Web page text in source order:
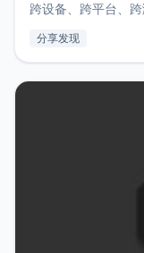
跨设备、跨平台、
用，让管理更高效
分享发现